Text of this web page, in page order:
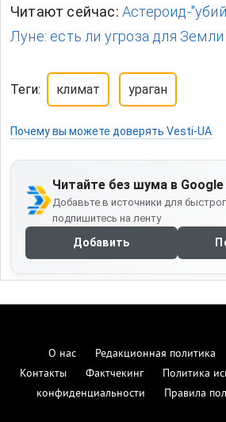
Читают сейчас: Астероид-
Луне: есть ли угроза для Земли
Теги: климат ураган
Почему вы можете доверять Vesti-UA
Читайте без шума в Google
Добавьте в источники для
подпишитесь на ленту
Добавить
О нас Редакционная политика
Контакты
Фактчекинг Политика
конфиденциальности
Правила